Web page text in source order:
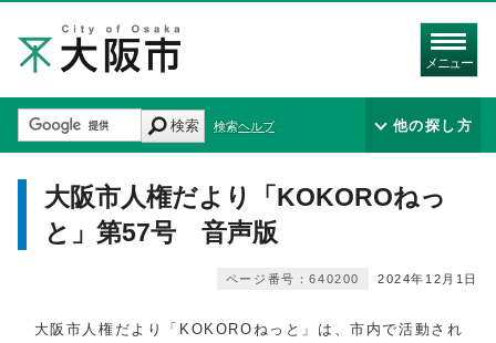
メニュー
検索 検索ヘルプ 他の探し方
大阪市人権だより「KOKOROねっ
と」第57号 音声版
2024年12月1日
ページ番号：640200
大阪市人権だより「KOKOROねっと」は、市内で活動され